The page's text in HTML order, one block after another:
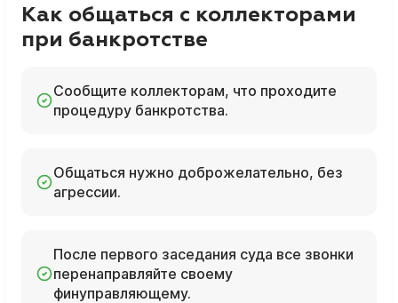
Как общаться с коллекторами
при банкротстве
Сообщите коллекторам, что проходите
процедуру банкротства.
Общаться нужно доброжелательно, без
агрессии.
После первого заседания суда все звонки
перенаправляйте своему
финуправляющему.